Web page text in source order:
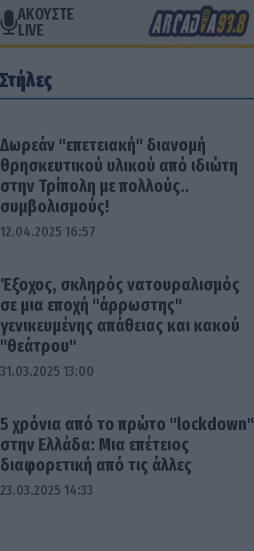
ΑΚΟΥΣΤΕ
LIVE
Στήλες
Δωρεάν "επετειακή" διανομή
θρησκευτικού υλικού από ιδιώτη
στην Τρίπολη με πολλούς..
συμβολισμούς!
12.04.2025 16:57
Έξοχος, σκληρός νατουραλισμός
σε μια εποχή "άρρωστης"
γενικευμένης απάθειας και κακού
"θεάτρου"
31.03.2025 13:00
5 χρόνια από το πρώτο "lockdown"
στην Ελλάδα: Μια επέτειος
διαφορετική από τις άλλες
23.03.2025 14:33